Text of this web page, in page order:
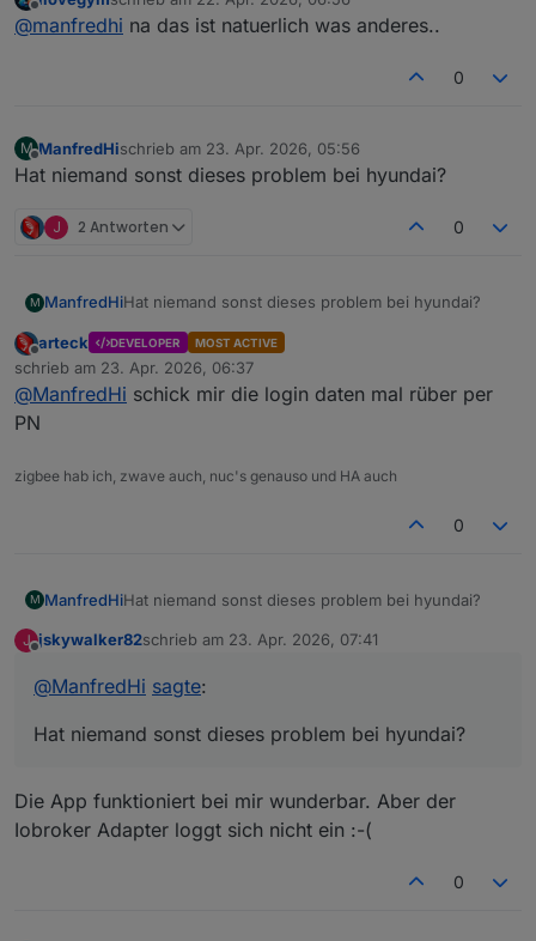
Offline zuletzt editiert von
@manfredhi na das ist natuerlich was anderes..
0
M
Offline
ManfredHischrieb am 23. Apr. 2026, 05:56
zuletzt editiert von
Hat niemand sonst dieses problem bei hyundai?
J 2 Antworten 0
M ManfredHiHat niemand sonst dieses problem bei hyundai?
Offline
arteck DEVELOPER MOST ACTIVE
schrieb am 23. Apr. 2026, 06:37
zuletzt editiert von
@ManfredHi schick mir die login daten mal rüber per
PN
zigbee hab ich, zwave auch, nuc's genauso und HA auch
0
M ManfredHiHat niemand sonst dieses problem bei hyundai?
J jskywalker82schrieb am 23. Apr. 2026, 07:41
zuletzt editiert von
@ManfredHi sagte:
Hat niemand sonst dieses problem bei hyundai?
Die App funktioniert bei mir wunderbar. Aber der
Iobroker Adapter loggt sich nicht ein :-(
0